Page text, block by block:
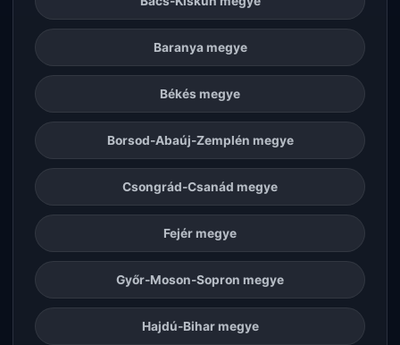
Baranya megye
Békés megye
Borsod-Abaúj-Zemplén megye
Csongrád-Csanád megye
Fejér megye
Győr-Moson-Sopron megye
Hajdú-Bihar megye